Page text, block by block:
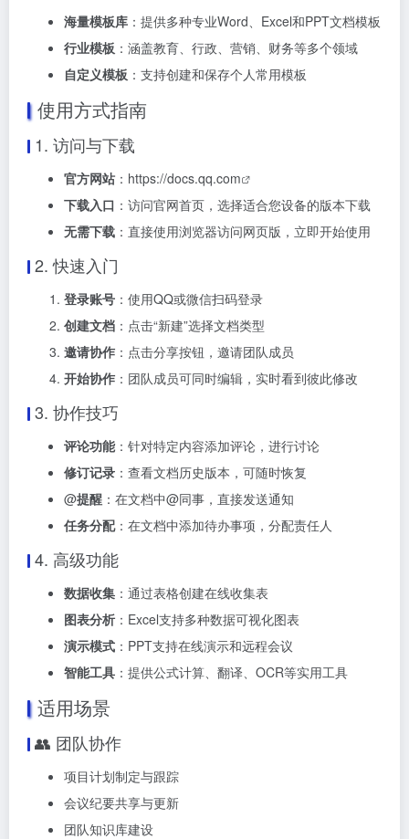
海量模板库 ：提供多种专业Word、Excel和PPT文档模板
行业模板 ：涵盖教育、行政、营销、财务等多个领域
自定义模板 ：支持创建和保存个人常用模板
使用方式指南
1. 访问与下载
官方网站 ： https://docs.qq.com
下载入口 ：访问官网首页，选择适合您设备的版本下载
无需下载 ：直接使用浏览器访问网页版，立即开始使用
2. 快速入门
登录账号 ：使用QQ或微信扫码登录
创建文档 ：点击“新建”选择文档类型
邀请协作 ：点击分享按钮，邀请团队成员
开始协作 ：团队成员可同时编辑，实时看到彼此修改
3. 协作技巧
评论功能：针对特定内容添加评论，进行讨论
修订记录 ：查看文档历史版本，可随时恢复
@提醒 ：在文档中@同事，直接发送通知
任务分配：在文档中添加待办事项，分配责任人
4. 高级功能
数据收集 ：通过表格创建在线收集表
图表分析 ：Excel支持多种数据可视化图表
演示模式 ：PPT支持在线演示和远程会议
智能工具 ：提供公式计算、翻译、OCR等实用工具
适用场景
👥 团队协作
项目计划制定与跟踪
会议纪要共享与更新
团队知识库建设